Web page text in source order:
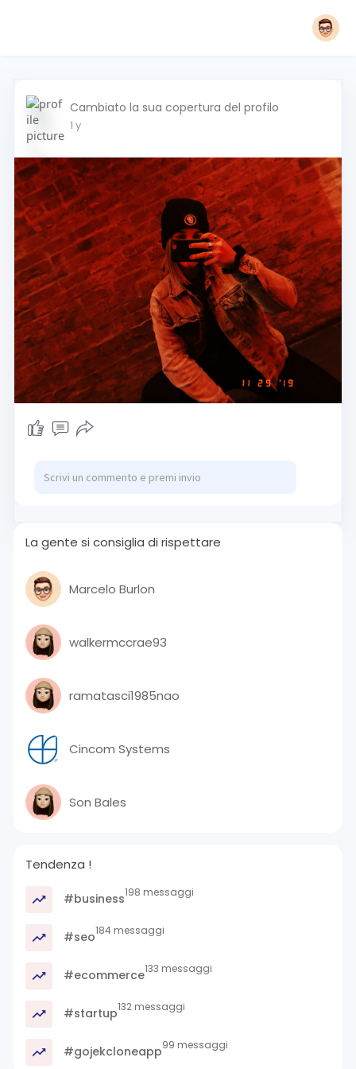
Cambiato la sua copertura del profilo
1 y
La gente si consiglia di rispettare
Marcelo Burlon
walkermccrae93
ramatasci1985nao
Cincom Systems
Son Bales
Tendenza !
#business198 messaggi
#seo184 messaggi
#ecommerce133 messaggi
#startup132 messaggi
#gojekcloneapp99 messaggi